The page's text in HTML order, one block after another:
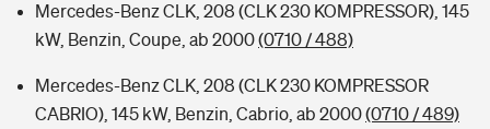
Mercedes-Benz CLK, 208 (CLK 230 KOMPRESSOR), 145
kW, Benzin, Coupe, ab 2000(0710 / 488)
Mercedes-Benz CLK, 208 (CLK 230 KOMPRESSOR
CABRIO), 145 kW, Benzin, Cabrio, ab 2000(0710 / 489)